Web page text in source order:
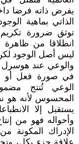
يفرض ذاته فرضا
الذاتي بماهية
توثق ضرورة
انطلاقا من ظاهرة
ليس أصل الوجود لكن
والوعي عند هوسرل
في صورة فعل أو
الوعي تُنتج
المحسوس لأنه هو
يستقبل إلا
وأحواله فهو من
الإدراك المكونة